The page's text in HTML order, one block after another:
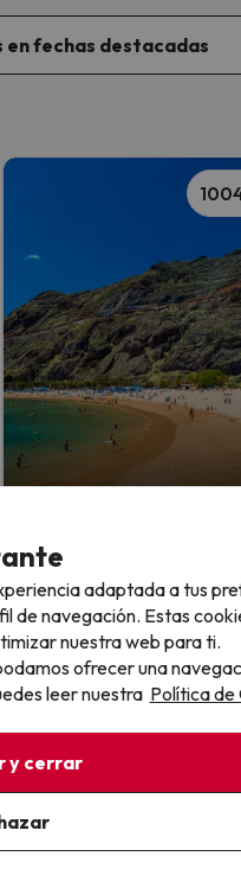
en fechas destacadas
Top Chollo
adaptada a tus
navegación. Estas
nuestra web para ti.
ofrecer una
leer nuestra Política de
y cerrar